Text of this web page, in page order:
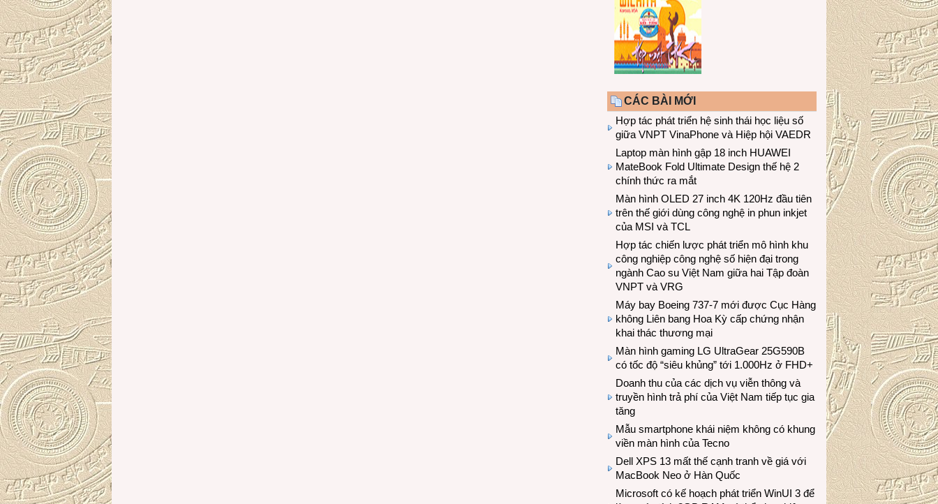
CÁC BÀI MỚI
Hợp tác phát triển hệ sinh thái học liệu số
giữa VNPT VinaPhone và Hiệp hội VAEDR
Laptop màn hình gập 18 inch HUAWEI
MateBook Fold Ultimate Design thế hệ 2
chính thức ra mắt
Màn hình OLED 27 inch 4K 120Hz đầu tiên
trên thế giới dùng công nghệ in phun inkjet
của MSI và TCL
Hợp tác chiến lược phát triển mô hình khu
công nghiệp công nghệ số hiện đại trong
ngành Cao su Việt Nam giữa hai Tập đoàn
VNPT và VRG
Máy bay Boeing 737-7 mới được Cục Hàng
không Liên bang Hoa Kỳ cấp chứng nhận
khai thác thương mại
Màn hình gaming LG UltraGear 25G590B
có tốc độ “siêu khủng” tới 1.000Hz ở FHD+
Doanh thu của các dịch vụ viễn thông và
truyền hình trả phí của Việt Nam tiếp tục gia
tăng
Mẫu smartphone khái niệm không có khung
viền màn hình của Tecno
Dell XPS 13 mất thế cạnh tranh về giá với
MacBook Neo ở Hàn Quốc
Microsoft có kế hoạch phát triển WinUI 3 để